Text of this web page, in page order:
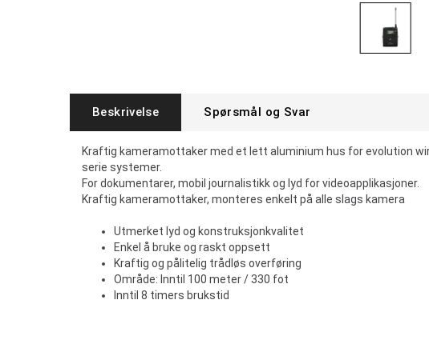
Beskrivelse Spørsmål og Svar
Kraftig kameramottaker med et lett aluminium hus for evolution
serie systemer.
For dokumentarer, mobil journalistikk og lyd for videoapplikasjoner.
Kraftig kameramottaker, monteres enkelt på alle slags kamera
Utmerket lyd og konstruksjonkvalitet
Enkel å bruke og raskt oppsett
Kraftig og pålitelig trådløs overføring
Område: Inntil 100 meter / 330 fot
Inntil 8 timers brukstid